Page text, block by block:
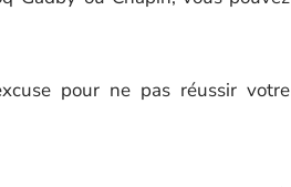
pour ne pas réussir votre